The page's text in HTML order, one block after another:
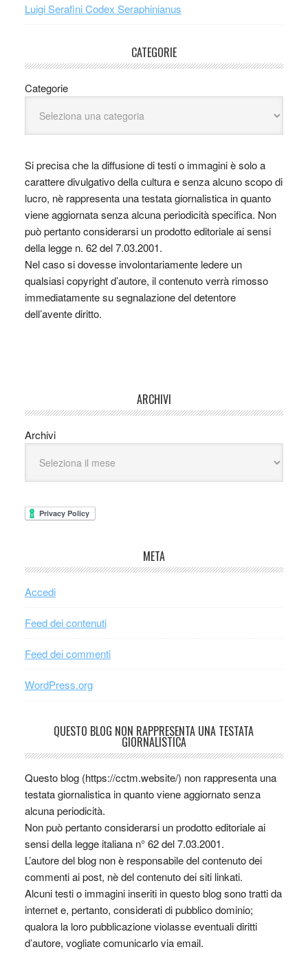
Luigi Serafini Codex Seraphinianus
CATEGORIE
Categorie
Si precisa che la diffusione di testi o immagini è solo a
carattere divulgativo della cultura e senza alcuno scopo di
lucro, nè rappresenta una testata giornalistica in quanto
viene aggiornata senza alcuna periodicità specifica. Non
può pertanto considerarsi un prodotto editoriale ai sensi
della legge n. 62 del 7.03.2001.
Nel caso si dovesse involontariamente ledere un
qualsiasi copyright d’autore, il contenuto verrà rimosso
immediatamente su segnalazione del detentore
dell’avente diritto.
ARCHIVI
Archivi
META
Accedi
Feed dei contenuti
Feed dei commenti
WordPress.org
QUESTO BLOG NON RAPPRESENTA UNA TESTATA
GIORNALISTICA
Questo blog (https://cctm.website/) non rappresenta una
testata giornalistica in quanto viene aggiornato senza
alcuna periodicità.
Non può pertanto considerarsi un prodotto editoriale ai
sensi della legge italiana n° 62 del 7.03.2001.
L’autore del blog non è responsabile del contenuto dei
commenti ai post, nè del contenuto dei siti linkati.
Alcuni testi o immagini inseriti in questo blog sono tratti da
internet e, pertanto, considerati di pubblico dominio;
qualora la loro pubblicazione violasse eventuali diritti
d’autore, vogliate comunicarlo via email.